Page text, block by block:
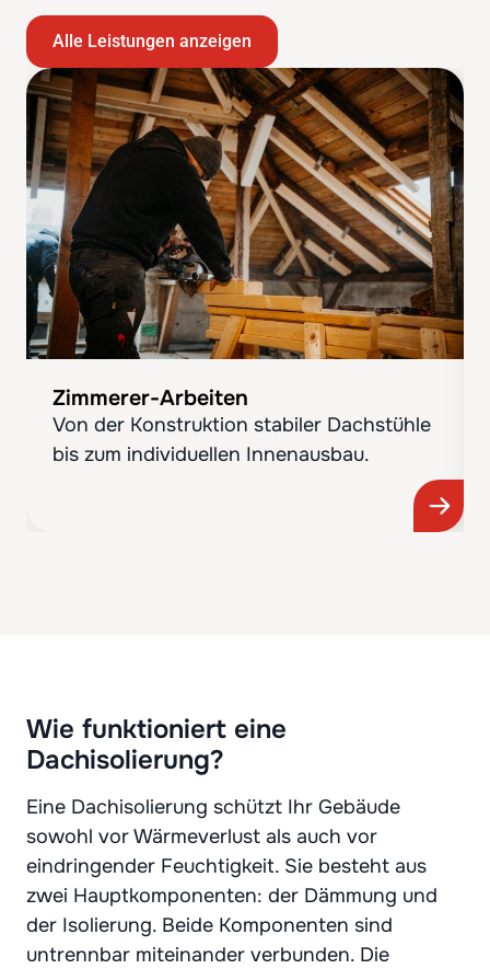
Alle Leistungen anzeigen
Zimmerer-Arbeiten
Von der Konstruktion stabiler Dachstühle
bis zum individuellen Innenausbau.
Wie funktioniert eine
Dachisolierung?
Eine Dachisolierung schützt Ihr Gebäude
sowohl vor Wärmeverlust als auch vor
eindringender Feuchtigkeit. Sie besteht aus
zwei Hauptkomponenten: der Dämmung und
der Isolierung. Beide Komponenten sind
untrennbar miteinander verbunden. Die